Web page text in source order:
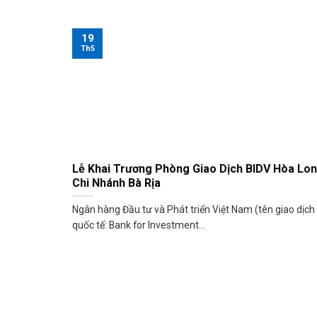
Lễ Khai Trương Phòng Giao Dịch BIDV Hòa
Chi Nhánh Bà Rịa
Ngân hàng Đầu tư và Phát triển Việt Nam (tên giao dịch
quốc tế: Bank for Investment...
19
Th5